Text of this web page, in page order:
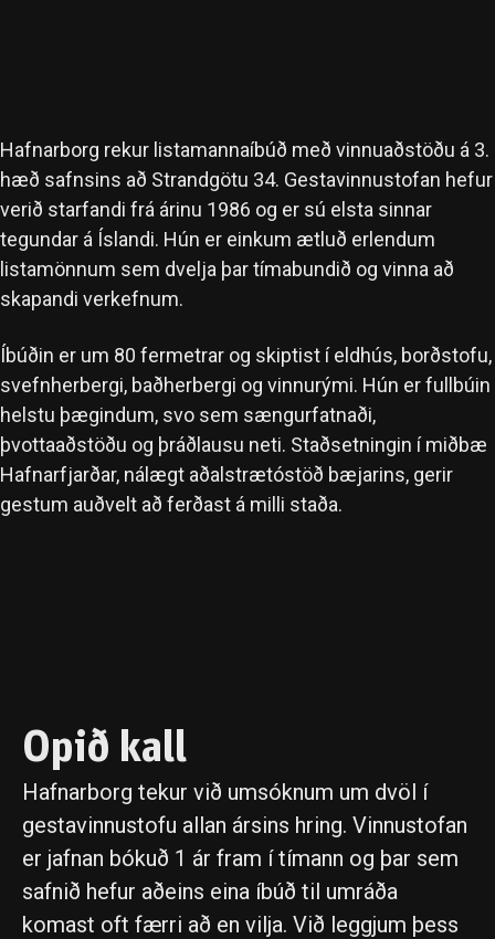
Hafnarborg rekur listamannaíbúð með vinnuaðstöðu á 3.
hæð safnsins að Strandgötu 34. Gestavinnustofan hefur
verið starfandi frá árinu 1986 og er sú elsta sinnar
tegundar á Íslandi. Hún er einkum ætluð erlendum
listamönnum sem dvelja þar tímabundið og vinna að
skapandi verkefnum.
Íbúðin er um 80 fermetrar og skiptist í eldhús, borðstofu,
svefnherbergi, baðherbergi og vinnurými. Hún er fullbúin
helstu þægindum, svo sem sængurfatnaði,
þvottaaðstöðu og þráðlausu neti. Staðsetningin í miðbæ
Hafnarfjarðar, nálægt aðalstrætóstöð bæjarins, gerir
gestum auðvelt að ferðast á milli staða.
Opið kall
Hafnarborg tekur við umsóknum um dvöl í
gestavinnustofu allan ársins hring. Vinnustofan
er jafnan bókuð 1 ár fram í tímann og þar sem
safnið hefur aðeins eina íbúð til umráða
komast oft færri að en vilja. Við leggjum þess